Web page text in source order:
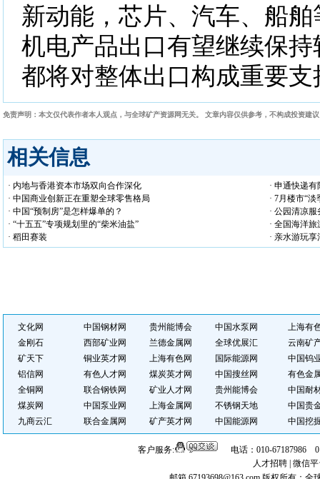
新动能，芯片、汽车、船
机电产品出口有望继续保
都将对整体出口构成重要支
免责声明：本文仅代表作者本人观点，与全球矿产资源网无关。 文章内容仅供参考，不构成投资建
相关信息
· 内地与香港资本市场双向合作深化
· 申通快递
· 中国商业创新正在重塑全球零售格局
· 7月楼市“淡
· 中国“预制房”是怎样爆单的？
· 公园清凉
· “十五五”专项规划里的“柴米油盐”
· 全国海洋
· 稻田赛装
· 亲水游玩享
文化网 中国钢材网 贵州能博会 中国水泵网
上海有
金刚石
西部矿业网 兰德金属网 全球优展汇
云南矿
矿天下
铜业英才网 上海有色网 国际能源网
中国钨
铝信网
有色人才网 煤炭英才网 中国搜丝网
有色金
全铜网
联合钢铁网 矿业人才网 贵州能博会
中国耐
煤炭网
中国泵业网 上海金属网 不锈钢天地
中国贵
九商云汇
联合金属网 矿产英才网 中国能源网 中国挖
客户服务:
电话：010-67187986
人才招聘 微信